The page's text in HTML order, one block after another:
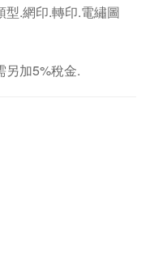
型.網印.轉印.電繡圖
另加5%稅金.